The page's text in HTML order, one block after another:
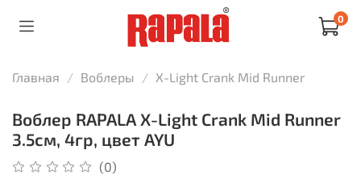
0
Главная Воблеры X-Light Crank Mid Runner
Воблер RAPALA X-Light Crank Mid Runner
3.5см, 4гр, цвет AYU
(0)